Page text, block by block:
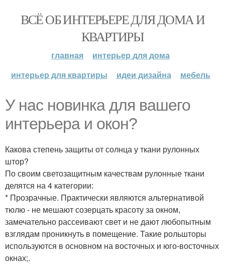
ВСЁ ОБ ИНТЕРЬЕРЕ ДЛЯ ДОМА И
КВАРТИРЫ
главная
интерьер для дома
интерьер для квартиры
идеи дизайна мебель
У нас новинка для вашего
интерьера и окон?
Какова степень защиты от солнца у ткани рулонных
штор?
По своим светозащитным качествам рулонные ткани
делятся на 4 категории:
* Прозрачные. Практически являются альтернативой
тюлю - не мешают созерцать красоту за окном,
замечательно рассеивают свет и не дают любопытным
взглядам проникнуть в помещение. Такие рольшторы
используются в основном на восточных и юго-восточных
окнах;.